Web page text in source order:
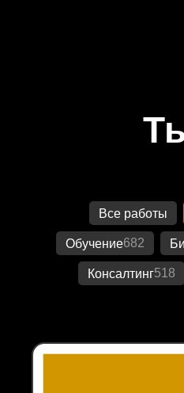
Все работы
Обучение682
Консалтинг518